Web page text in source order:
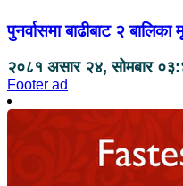
पुनर्वासमा बाढीबाट २
२०८१ असार २४, सोमबार
Footer ad